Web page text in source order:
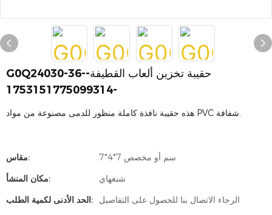
G0Q24030-36-حقيبة تخزين ألعاب القطيفة-
-1753151775099314
هذه حقيبة نافذة كاملة منظور للدمى مصنوعة من مواد PVC شفافة.
مقاس:
7*4*7 سم أو مخصص
مكان المنشأ:
شنغهاي
الحد الأدنى لكمية الطلب:
الرجاء الاتصال بنا للحصول على التفاصيل